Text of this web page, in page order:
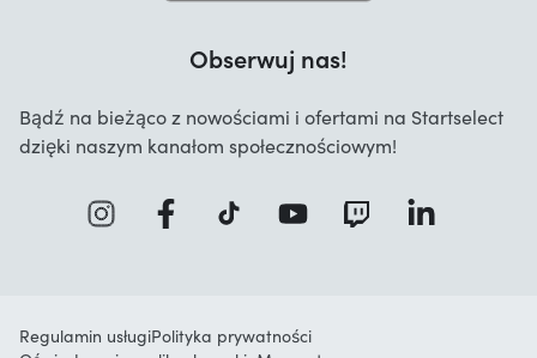
Obserwuj nas!
Bądź na bieżąco z nowościami i ofertami na Startselect
dzięki naszym kanałom społecznościowym!
Regulamin usługiPolityka prywatności